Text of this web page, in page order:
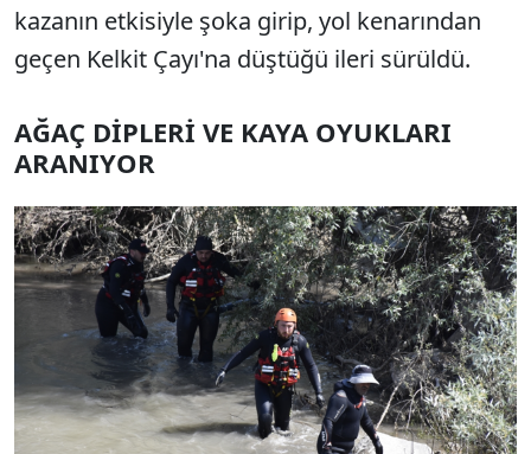
kazanın etkisiyle şoka girip, yol kenarından
geçen Kelkit Çayı'na düştüğü ileri sürüldü.
AĞAÇ DİPLERİ VE KAYA OYUKLARI
ARANIYOR